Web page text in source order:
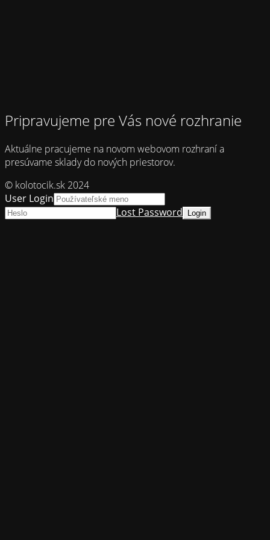
Pripravujeme pre Vás nové rozhranie
Aktuálne pracujeme na novom webovom rozhraní a
presúvame sklady do nových priestorov.
© kolotocik.sk 2024
User Login
Lost Password